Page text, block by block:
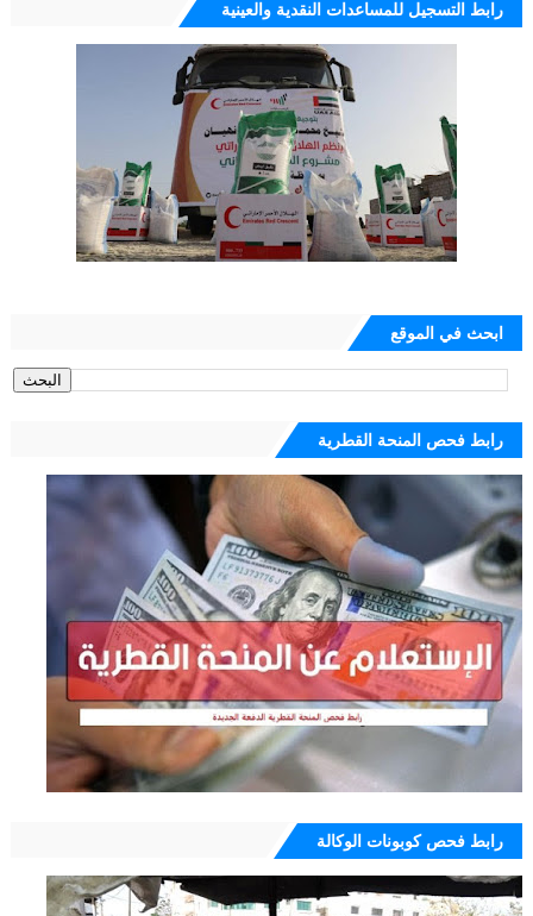
رابط التسجيل للمساعدات النقدية والعينية
ابحث في الموقع
رابط فحص المنحة القطرية
رابط فحص كوبونات الوكالة